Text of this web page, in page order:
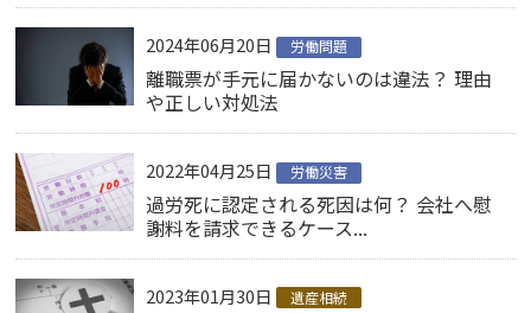
2024年06月20日 労働問題
離職票が手元に届かないのは違法？ 理由
や正しい対処法
2022年04月25日 労働災害
過労死に認定される死因は何？ 会社へ慰
謝料を請求できるケース...
2023年01月30日 遺産相続